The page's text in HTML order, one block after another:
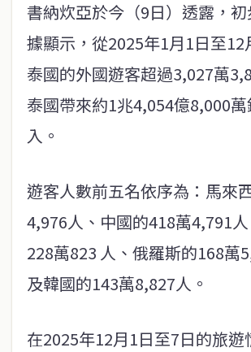
書納炊亞於今（9日）透露，
據顯示，從2025年1月1日至12
泰國的外國遊客超過3,027萬
泰國帶來約1兆4,054億8,000
入。
遊客人數前五名依序為：馬來
4,976人、中國的418萬4,791
228萬823 人、俄羅斯的168萬
及韓國的143萬8,827人。
在2025年12月1日至7日的旅遊